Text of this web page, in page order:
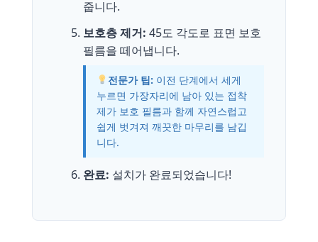
줍니다.
보호층 제거: 45도 각도로 표면 보호
필름을 떼어냅니다.
전문가 팁: 이전 단계에서 세게
누르면 가장자리에 남아 있는 접착
제가 보호 필름과 함께 자연스럽고
쉽게 벗겨져 깨끗한 마무리를 남깁
니다.
완료: 설치가 완료되었습니다!